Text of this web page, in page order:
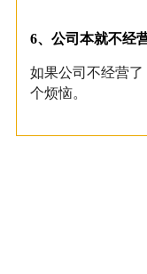
6、 公司本就不经
如果公司不经营
个烦恼。